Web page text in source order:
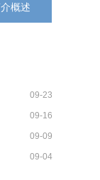
概述
09-23
09-16
09-09
09-04